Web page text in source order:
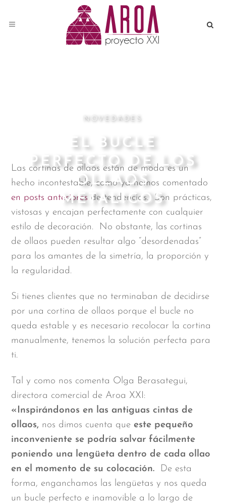
NOVEDADES
EL BUCLE
PERFECTO DE LOS
OLLAOS
METÁLICOS
Las cortinas de ollaos están de moda es un
hecho incontestable, como ya hemos comentado
en posts anteriores de tendencias. Son prácticas,
vistosas y encajan perfectamente con cualquier
estilo de decoración. No obstante, las cortinas
de ollaos pueden resultar algo “desordenadas”
para los amantes de la simetría, la proporción y
la regularidad.
Si tienes clientes que no terminaban de decidirse
por una cortina de ollaos porque el bucle no
queda estable y es necesario recolocar la cortina
manualmente, tenemos la solución perfecta para
ti.
Tal y como nos comenta Olga Berasategui,
directora comercial de Aroa XXI:
«Inspirándonos en las antiguas cintas de
ollaos, nos dimos cuenta que este pequeño
inconveniente se podría salvar fácilmente
poniendo una lengüeta dentro de cada ollao
en el momento de su colocación. De esta
forma, enganchamos las lengüetas y nos queda
un bucle perfecto e inamovible a lo largo de